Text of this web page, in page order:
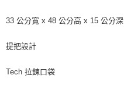
33 公分寬 x 48 公分高 x 15 公分深
提把設計
Tech 拉鍊口袋